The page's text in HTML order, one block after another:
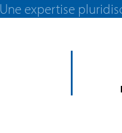
Une expertise